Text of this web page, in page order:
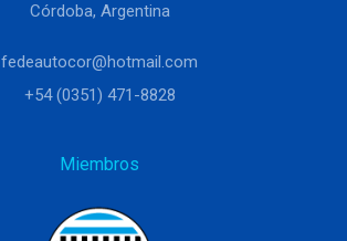
Córdoba, Argentina
fedeautocor@hotmail.com
+54 (0351) 471-8828
Miembros